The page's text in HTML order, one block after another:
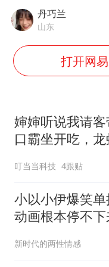
丹巧兰
山东
打开网
婶婶听说我请
口霸坐开吃，龙
叮当当科技 4跟贴
小以小伊爆笑
动画根本停不下
新时代的两性情感